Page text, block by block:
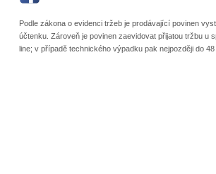
Podle zákona o evidenci tržeb je prodávající povinen
účtenku. Zároveň je povinen zaevidovat přijatou tržbu u
line; v případě technického výpadku pak nejpozději do 48